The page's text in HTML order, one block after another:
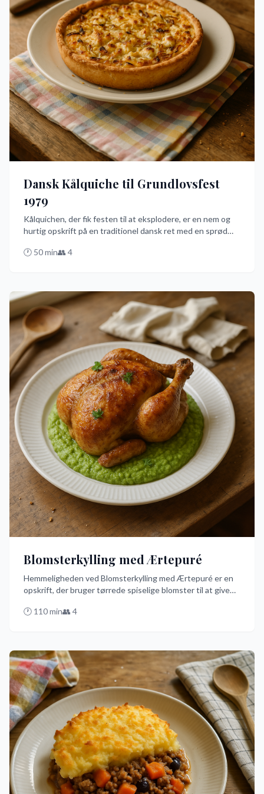
Dansk Kålquiche til Grundlovsfest
1979
Kålquichen, der fik festen til at eksplodere, er en nem og
hurtig opskrift på en traditionel dansk ret med en sprød
imponere dine gæster på Grundlovsfesten med en
🕐 50min👥 4
Blomsterkylling med Ærtepuré
Hemmeligheden ved Blomsterkylling med Ærtepuré er en
opskrift, der bruger tørrede spiselige blomster til at give
tilberedes i ovnen og serveres med en cremet ærtepuré,
som ingen anden.
🕐 110min👥 4